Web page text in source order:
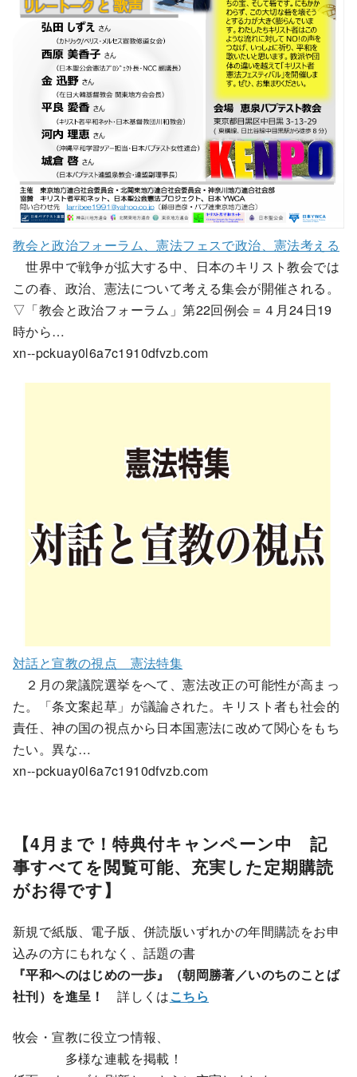
教会と政治フォーラム、憲法フェスで政治、憲法考える
世界中で戦争が拡大する中、日本のキリスト教会では
この春、政治、憲法について考える集会が開催される。
▽「教会と政治フォーラム」第22回例会＝４月24日19
時から…
xn--pckuay0l6a7c1910dfvzb.com
対話と宣教の視点 憲法特集
２月の衆議院選挙をへて、憲法改正の可能性が高まっ
た。「条文案起草」が議論された。キリスト者も社会的
責任、神の国の視点から日本国憲法に改めて関心をもち
たい。異な…
xn--pckuay0l6a7c1910dfvzb.com
【4月まで！特典付キャンペーン中 記
事すべてを閲覧可能、充実した定期購読
がお得です】
新規で紙版、電子版、併読版いずれかの年間購読をお申
込みの方にもれなく、話題の書
『平和へのはじめの一歩』（朝岡勝著／いのちのことば
社刊）を進呈！
詳しくはこちら
牧会・宣教に役立つ情報、
多様な連載を掲載！